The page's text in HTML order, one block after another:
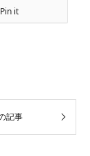
Pin it